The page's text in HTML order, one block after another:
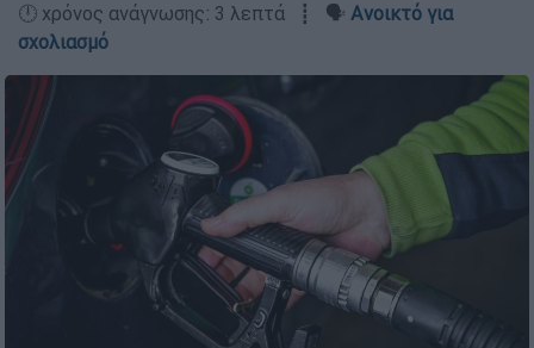
🕛 χρόνος ανάγνωσης: 3 λεπτά ┋ 🗣️ Ανοικτό για
σχολιασμό